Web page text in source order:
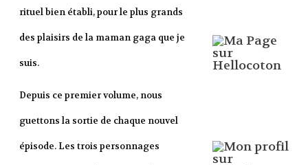
rituel bien établi, pour le plus grands
des plaisirs de la maman gaga que je
suis.
Depuis ce premier volume, nous
guettons la sortie de chaque nouvel
épisode. Les trois personnages